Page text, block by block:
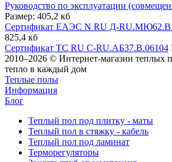
Руководство по эксплуатации
Размер: 405,2 кб
Сертификат ЕАЭС N RU Д-
825,4 кб
Сертификат ТС RU С-RU.АБ37.В.06104
2010–2026 © Интернет-магазин теплых
тепло в каждый дом
Теплые полы
Информация
Блог
Теплый пол под плитку - маты
Теплый пол в стяжку - кабель
Теплый пол под ламинат
Терморегуляторы